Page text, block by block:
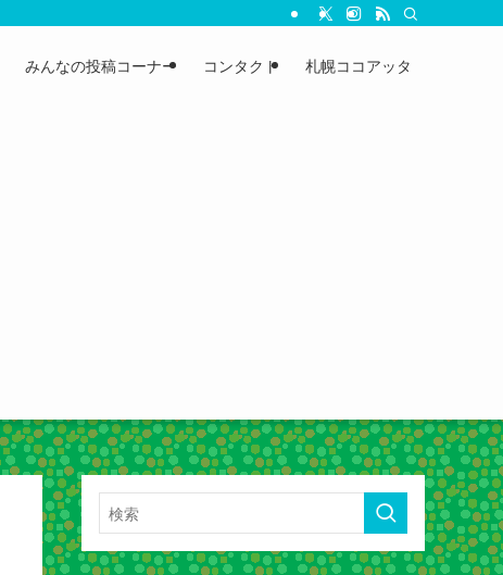
みんなの投稿コーナー コンタクト 札幌ココアッタ